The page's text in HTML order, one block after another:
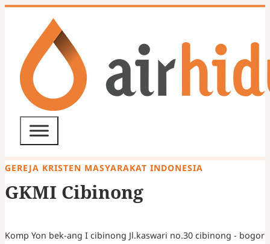
GEREJA KRISTEN MASYARAKAT INDONESIA
GKMI Cibinong
Komp Yon bek-ang I cibinong Jl.kaswari no.30 cibinong - bogor